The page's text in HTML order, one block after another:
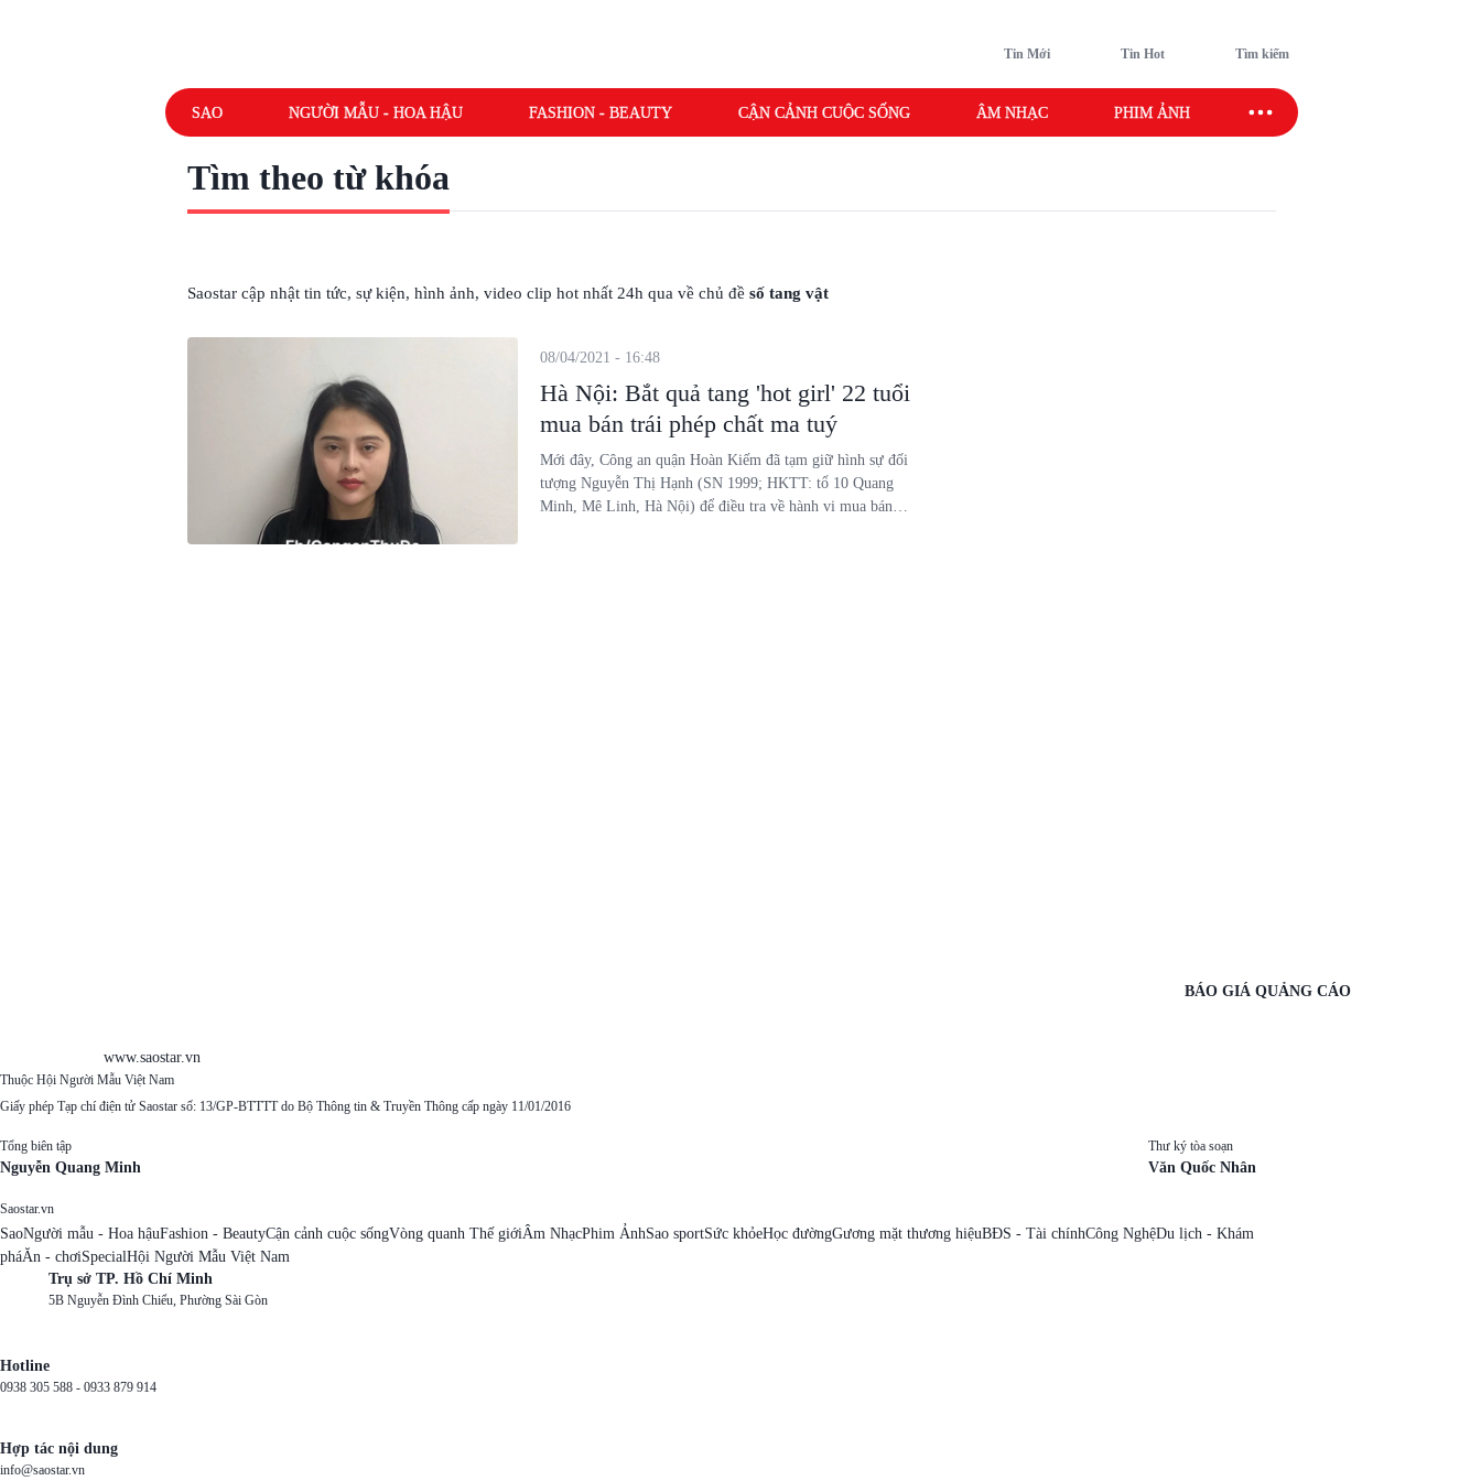
Tin Mới Tin Hot Tìm kiếm
SAO NGƯỜI MẪU - HOA HẬU FASHION - BEAUTY CẬN CẢNH CUỘC SỐNG ÂM NHẠC PHIM ẢNH SAO SPORT
Tìm theo từ khóa
Saostar cập nhật tin tức, sự kiện, hình ảnh, video clip hot nhất 24h qua về chủ đề số tang vật
Hà Nội: Bắt quả tang 'hot girl' 22 tuổi
mua bán trái phép chất ma tuý
08/04/2021 - 16:48
Mới đây, Công an quận Hoàn Kiếm đã tạm giữ hình sự đối
tượng Nguyễn Thị Hạnh (SN 1999; HKTT: tổ 10 Quang
Minh, Mê Linh, Hà Nội) để điều tra về hành vi mua bán
www.saostar.vn
BÁO GIÁ QUẢNG CÁO
Thuộc Hội Người Mẫu Việt Nam
Giấy phép Tạp chí điện tử Saostar số: 13/GP-BTTTT do Bộ Thông tin & Truyền Thông cấp ngày 11/01/2016
Tổng biên tập
Nguyễn Quang Minh
Thư ký tòa soạn
Văn Quốc Nhân
Saostar.vn
SaoNgười mẫu - Hoa hậuFashion - BeautyCận cảnh cuộc sốngVòng quanh Thế giớiÂm NhạcPhim ẢnhSao sportSức khỏeHọc đườngGương mặt thương hiệuBĐS - Tài chínhCông NghệDu lịch - Khám
pháĂn - chơiSpecialHội Người Mẫu Việt Nam
Trụ sở TP. Hồ Chí Minh
5B Nguyễn Đình Chiểu, Phường Sài Gòn
Hotline
0938 305 588 - 0933 879 914
Hợp tác nội dung
info@saostar.vn